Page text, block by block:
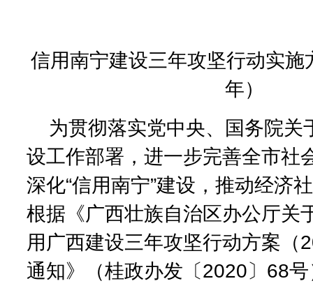
信用南宁建设三年攻坚行动实
年）
为贯彻落实党中央、国务院关
设工作部署，进一步完善全市社
深化“信用南宁”建设，推动经济
根据《广西壮族自治区办公厅关
用广西建设三年攻坚行动方案（
通知》（桂政办发〔2020〕68